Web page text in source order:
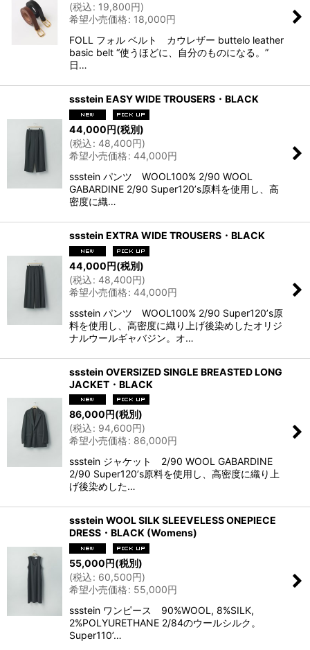
(税込: 19,800円)
希望小売価格: 18,000円
FOLL フォル ベルト カウレザー buttelo leather
basic belt “使うほどに、自分のものになる。”
日…
ssstein EASY WIDE TROUSERS・BLACK
44,000円(税別)
(税込: 48,400円)
希望小売価格: 44,000円
ssstein パンツ WOOL100% 2/90 WOOL
GABARDINE 2/90 Super120ʼs原料を使用し、高
密度に織…
ssstein EXTRA WIDE TROUSERS・BLACK
44,000円(税別)
(税込: 48,400円)
希望小売価格: 44,000円
ssstein パンツ WOOL100% 2/90 Super120ʼs原
料を使用し、高密度に織り上げ後染めしたオリジ
ナルウールギャバジン。オ…
ssstein OVERSIZED SINGLE BREASTED LONG
JACKET・BLACK
86,000円(税別)
(税込: 94,600円)
希望小売価格: 86,000円
ssstein ジャケット 2/90 WOOL GABARDINE
2/90 Super120ʼs原料を使用し、高密度に織り上
げ後染めした…
ssstein WOOL SILK SLEEVELESS ONEPIECE
DRESS・BLACK (Womens)
55,000円(税別)
(税込: 60,500円)
希望小売価格: 55,000円
ssstein ワンピース 90%WOOL, 8%SILK,
2%POLYURETHANE 2/84のウールシルク。
Super110’…